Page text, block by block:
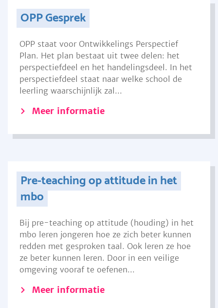
OPP Gesprek
OPP staat voor Ontwikkelings Perspectief
Plan. Het plan bestaat uit twee delen: het
perspectiefdeel en het handelingsdeel. In het
perspectiefdeel staat naar welke school de
leerling waarschijnlijk zal...
Meer informatie
Pre-teaching op attitude in het
mbo
Bij pre-teaching op attitude (houding) in het
mbo leren jongeren hoe ze zich beter kunnen
redden met gesproken taal. Ook leren ze hoe
ze beter kunnen leren. Door in een veilige
omgeving vooraf te oefenen...
Meer informatie